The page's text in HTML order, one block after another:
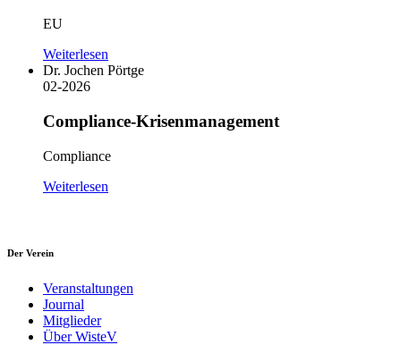
EU
Weiterlesen
Dr. Jochen Pörtge
02-2026
Compliance-Krisenmanagement
Compliance
Weiterlesen
Der Verein
Veranstaltungen
Journal
Mitglieder
Über WisteV